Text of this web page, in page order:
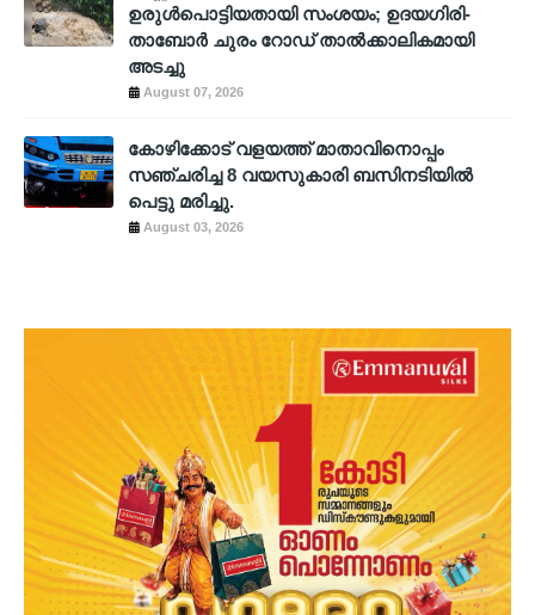
ഉരുൾപൊട്ടിയതായി സംശയം; ഉദയഗിരി-
താബോർ ചുരം റോഡ് താൽക്കാലികമായി
അടച്ചു
August 07, 2026
കോഴിക്കോട് വളയത്ത് മാതാവിനൊപ്പം
സഞ്ചരിച്ച 8 വയസുകാരി ബസിനടിയിൽ
പെട്ടു മരിച്ചു.
August 03, 2026